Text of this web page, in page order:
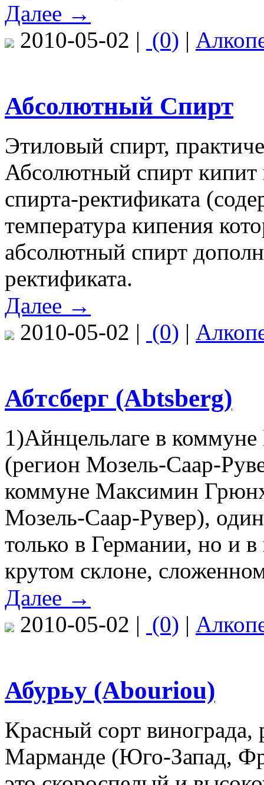
Далее →
2010-05-02 | (0) |
Абсолютный Спирт
Этиловый спирт,
Абсолютный спирт кипит
спирта-ректификата
температура кипения
абсолютный спирт
ректификата.
Далее →
2010-05-02 | (0) |
Абтсберг (Abtsberg)
1)Айнцельлаге в коммуне
(регион Мозель-Саар-
коммуне Максимин
Мозель-Саар-Рувер),
только в Германии, но и
крутом склоне,
Далее →
2010-05-02 | (0) |
Абурьу (Abouriou)
Красный сорт
Марманде (Юго-Запад,